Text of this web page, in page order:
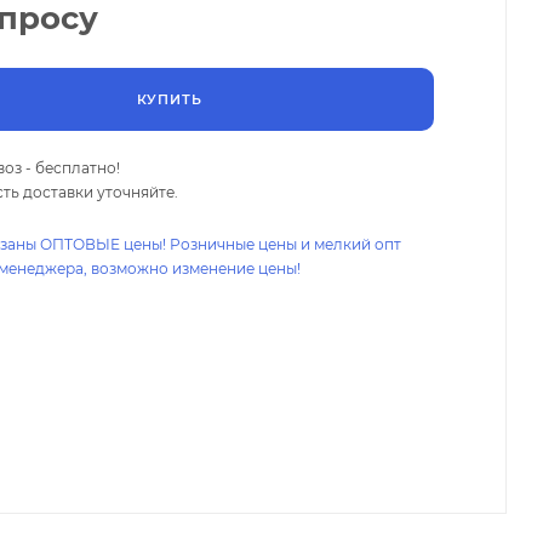
КУПИТЬ
- бесплатно!
доставки уточняйте.
ОПТОВЫЕ цены! Розничные цены и мелкий опт
возможно изменение цены!